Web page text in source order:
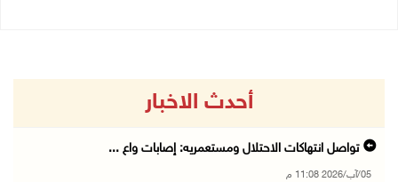
أحدث الاخبار
تواصل انتهاكات الاحتلال ومستعمريه: إصابات واع ...
05/آب/2026 11:08 م